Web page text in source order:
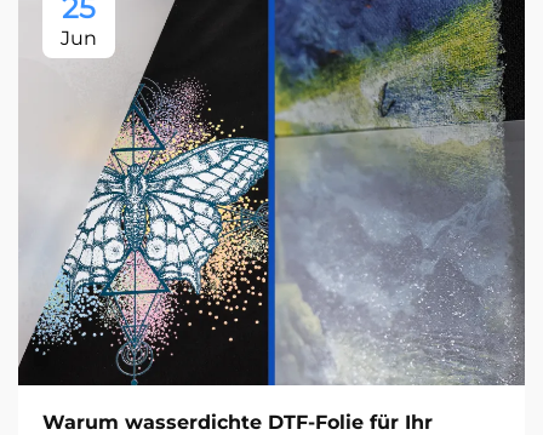
25
Jun
Warum wasserdichte DTF-Folie für Ihr